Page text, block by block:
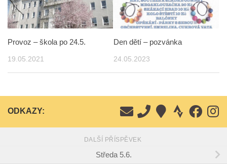
Provoz – škola po 24.5.
19.05.2021
Den dětí – pozvánka
24.05.2023
ODKAZY:
DALŠÍ PŘÍSPĚVEK
Středa 5.6.